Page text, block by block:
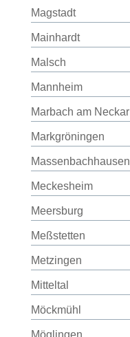
Magstadt
Mainhardt
Malsch
Mannheim
Marbach am Neckar
Markgröningen
Massenbachhausen
Meckesheim
Meersburg
Meßstetten
Metzingen
Mitteltal
Möckmühl
Möglingen